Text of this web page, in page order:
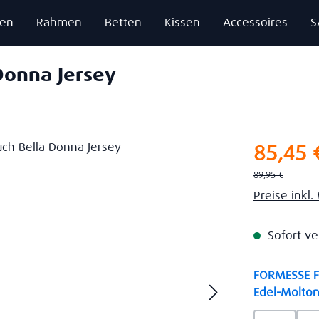
Rahmen Betten Kissen Accessoires
Jersey
85,45
Regulärer Preis:
89,95 €
Preise inkl.
Sofort
Edel-